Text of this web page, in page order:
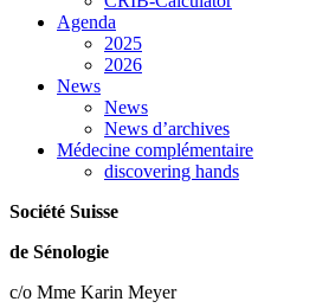
Agenda
2025
2026
News
News
News d’archives
Médecine complémentaire
discovering hands
Société Suisse
de Sénologie
c/o Mme Karin Meyer